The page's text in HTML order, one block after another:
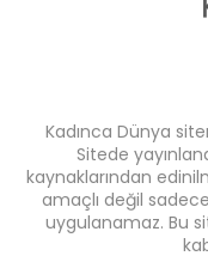
Kadınca Dünya
Sitede
kaynaklarından
amaçlı değil
uygulanamaz. Bu